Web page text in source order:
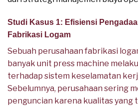
Studi Kasus 1: Efisiensi
Fabrikasi Logam
Sebuah perusahaan fabrikasi
banyak unit press machine
terhadap sistem keselamatan
Sebelumnya, perusahaan sering
penguncian karena kualitas yang